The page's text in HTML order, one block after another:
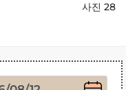
사진 28